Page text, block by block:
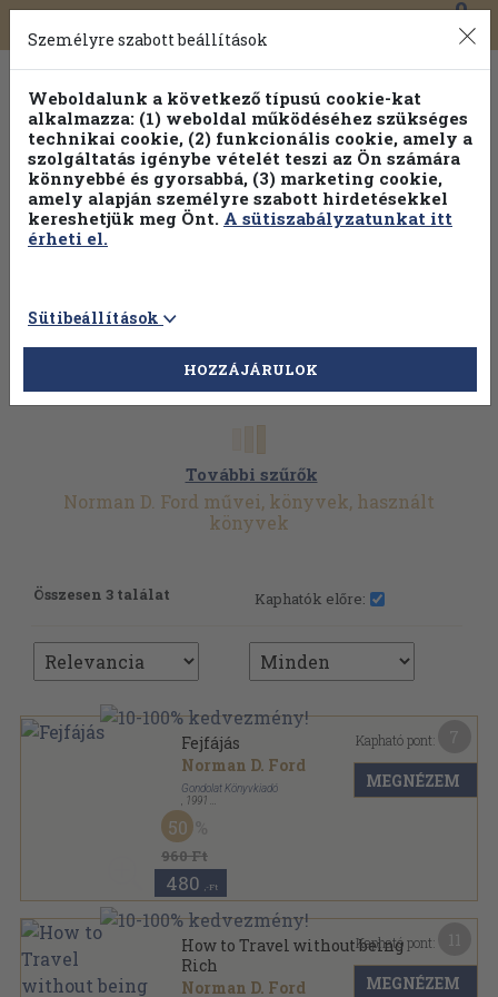
Toggle
navigation
0
Válogasson több mint 1.000.000 kiadványunk közül
100% kedvezménnyel!
További szűrők
Norman D. Ford művei, könyvek, használt
könyvek
Összesen 3 találat Kaphatók előre:
Fejfájás
Norman D. Ford
Gondolat Könyvkiadó
1991
Ragasztott papírkötés
Gondolat - Patika sorozat
960 Ft
50
480 ,-Ft
Kapható pont:
MEGNÉZEM
How to Travel without being
Rich
Norman D. Ford
Kapható pont:
MEGNÉZEM
Személyre szabott beállítások
Weboldalunk a következő típusú cookie-kat
alkalmazza: (1) weboldal működéséhez szükséges
technikai cookie, (2) funkcionális cookie, amely a
szolgáltatás igénybe vételét teszi az Ön számára
könnyebbé és gyorsabbá, (3) marketing cookie,
amely alapján személyre szabott hirdetésekkel
kereshetjük meg Önt. A sütiszabályzatunkat itt
érheti el.
Sütibeállítások
HOZZÁJÁRULOK